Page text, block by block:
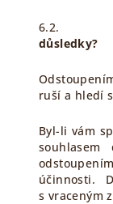
6.2.
důsledky?
ruší a hledí
Byl-li vám
souhlasem
účinnosti.
s vraceným